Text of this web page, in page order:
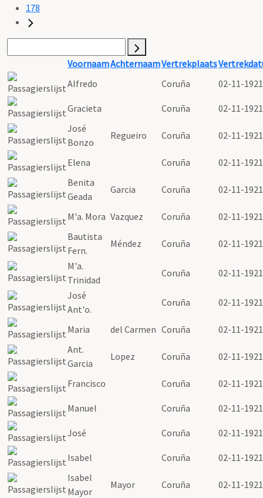
178
VoornaamAchternaamVertrekplaats
Alfredo
Coruña 02-11-1921
Gracieta Coruña
02-11-1921
José
Bonzo
Regueiro Coruña 02-11-1921
Elena Coruña
02-11-1921
Benita
Geada
Garcia Coruña 02-11-1921
M'a. Mora Vazquez Coruña
02-11-1921
Bautista
Fern.
Méndez Coruña
02-11-1921
M'a.
Trinidad
Coruña
02-11-1921
José
Ant'o.
Coruña 02-11-1921
Maria del Carmen Coruña
02-11-1921
Ant.
Garcia
Lopez Coruña 02-11-1921
Francisco Coruña 02-11-1921
Manuel Coruña 02-11-1921
José Coruña 02-11-1921
Isabel Coruña
02-11-1921
Isabel
Mayor
Mayor Coruña 02-11-1921